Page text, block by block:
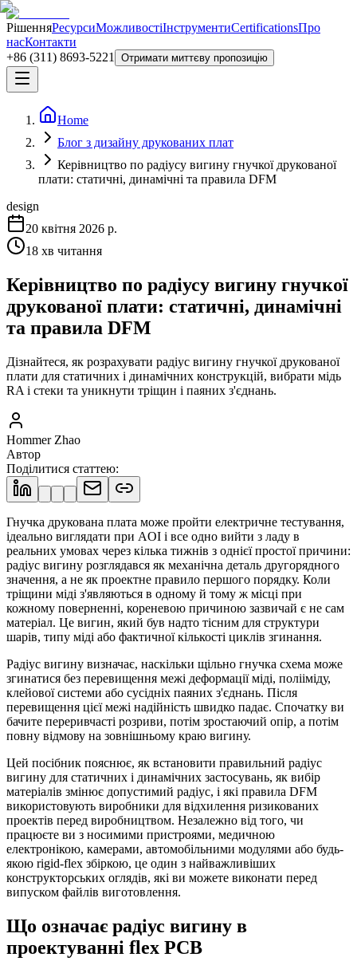
РішенняРесурсиМожливостіІнструментиCertificationsПро
насКонтакти
+86 (311) 8693-5221
Отримати миттєву пропозицію
Home
Блог з дизайну друкованих плат
Керівництво по радіусу вигину гнучкої друкованої
плати: статичні, динамічні та правила DFM
design
20 квітня 2026 р.
18 хв читання
Керівництво по радіусу вигину гнучкої
друкованої плати: статичні, динамічні
та правила DFM
Дізнайтеся, як розрахувати радіус вигину гнучкої друкованої
плати для статичних і динамічних конструкцій, вибрати мідь
RA і стеки та уникнути тріщин і паяних з'єднань.
Hommer Zhao
Автор
Поділитися статтею:
Гнучка друкована плата може пройти електричне тестування,
ідеально виглядати при AOI і все одно вийти з ладу в
реальних умовах через кілька тижнів з однієї простої причини:
радіус вигину розглядався як механічна деталь другорядного
значення, а не як проектне правило першого порядку. Коли
тріщини міді з'являються в одному й тому ж місці при
кожному поверненні, кореневою причиною зазвичай є не сам
матеріал. Це вигин, який був надто тісним для структури
шарів, типу міді або фактичної кількості циклів згинання.
Радіус вигину визначає, наскільки щільно гнучка схема може
згинатися без перевищення межі деформації міді, полііміду,
клейової системи або сусідніх паяних з'єднань. Після
перевищення цієї межі надійність швидко падає. Спочатку ви
бачите переривчасті розриви, потім зростаючий опір, а потім
повну відмову на зовнішньому краю вигину.
Цей посібник пояснює, як встановити правильний радіус
вигину для статичних і динамічних застосувань, як вибір
матеріалів змінює допустимий радіус, і які правила DFM
використовують виробники для відхилення ризикованих
проектів перед виробництвом. Незалежно від того, чи
працюєте ви з носимими пристроями, медичною
електронікою, камерами, автомобільними модулями або будь-
якою rigid-flex збіркою, це один з найважливіших
конструкторських оглядів, які ви можете виконати перед
випуском файлів виготовлення.
Що означає радіус вигину в
проектуванні flex PCB